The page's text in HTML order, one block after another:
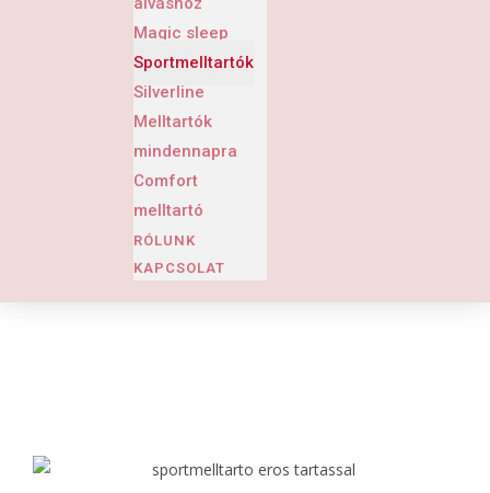
Magic sleep
Sportmelltartók
Silverline
Melltartók
mindennapra
Comfort
melltartó
RÓLUNK
KAPCSOLAT